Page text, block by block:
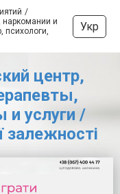
наркомании и
психологи,
Укр
центр,
и услуги /
залежності